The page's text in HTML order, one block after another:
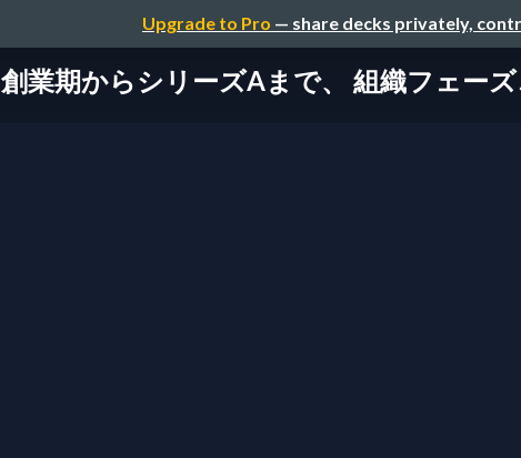
Upgrade to Pro — share decks privately,
創業期からシリーズAまで、 組織フェー